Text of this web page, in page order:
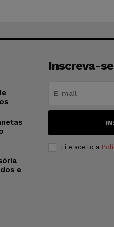
e
Inscreva-se
Li e aceito a